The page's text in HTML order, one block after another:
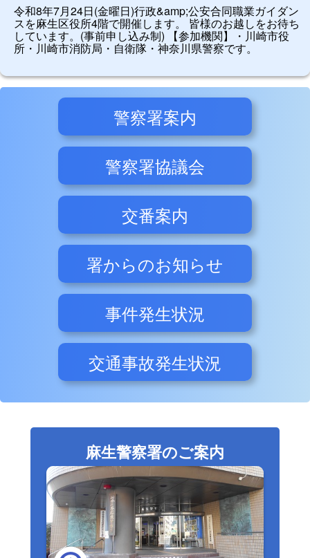
令和8年7月24日(金曜日)行政&amp;公安合同職業ガイダン
スを麻生区役所4階で開催します。 皆様のお越しをお待ち
しています。(事前申し込み制) 【参加機関】・川崎市役
所・川崎市消防局・自衛隊・神奈川県警察です。
警察署案内
警察署協議会
交番案内
署からのお知らせ
事件発生状況
交通事故発生状況
麻生警察署のご案内